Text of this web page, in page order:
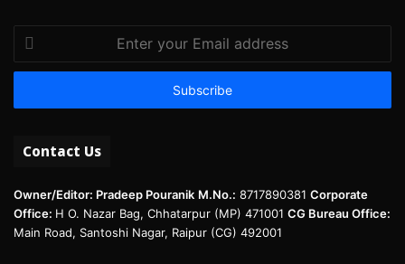
your
Email
Contact Us
Owner/Editor: Pradeep Pouranik M.No.: 8717890381 Corporate
Office: H O. Nazar Bag, Chhatarpur (MP) 471001 CG Bureau Office:
Main Road, Santoshi Nagar, Raipur (CG) 492001